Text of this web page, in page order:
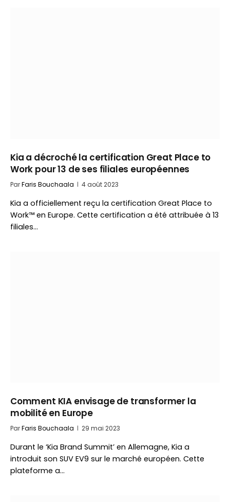
Kia a décroché la certification Great Place to
Work pour 13 de ses filiales européennes
ParFaris Bouchaala 4 août 2023
Kia a officiellement reçu la certification Great Place to
Work™ en Europe. Cette certification a été attribuée à 13
filiales…
Comment KIA envisage de transformer la
mobilité en Europe
ParFaris Bouchaala 29 mai 2023
Durant le ‘Kia Brand Summit’ en Allemagne, Kia a
introduit son SUV EV9 sur le marché européen. Cette
plateforme a…